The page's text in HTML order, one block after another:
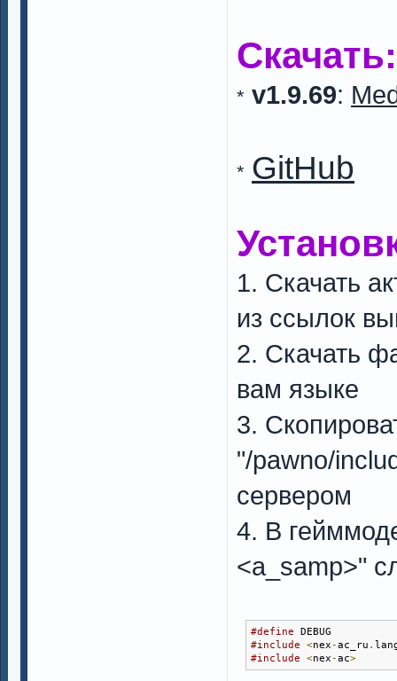
Скачать:
* v1.9.69:
* GitHub
1. Скачать
из ссылок
2. Скачать
вам языке
3.
"/pawno/
сервером
4. В
<a_samp>"
#define DEBUG
#include
<nex-ac_ru .
#include
<nex-ac>